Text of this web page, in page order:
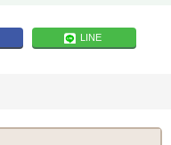
LINE